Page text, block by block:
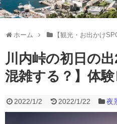
ホーム 【観光・お出かけ
川内峠の初日の
混雑する？】体験
2022/1/2 2022/1/22 夜